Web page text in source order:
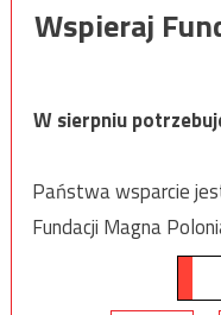
Wspieraj
W sierpniu
Państwa wsparcie
Fundacji Magna